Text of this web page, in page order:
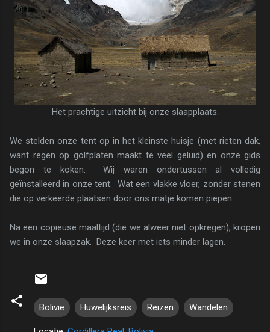
Het prachtige uitzicht bij onze slaapplaats.
We stelden onze tent op in het kleinste huisje (met rieten dak,
want regen op golfplaten maakt te veel geluid) en onze gids
begon te koken. Wij waren ondertussen al volledig
geïnstalleerd in onze tent. Wat een vlakke vloer, zonder stenen
die op verkeerde plaatsen door ons matje komen piepen.
Na een copieuse maaltijd (die we alweer niet opkregen), kropen
we in onze slaapzak. Deze keer met iets minder lagen.
Bolivië Huwelijksreis Reizen Wandelen